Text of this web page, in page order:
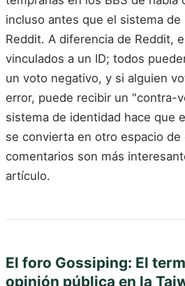
incluso antes que el sistema de
Reddit. A diferencia de Reddit,
vinculados a un ID; todos
un voto negativo, y si alguien
error, puede recibir un "contra-
sistema de identidad hace que
se convierta en otro espacio de
comentarios son más
artículo.
El foro Gossiping: El
opinión pública en la